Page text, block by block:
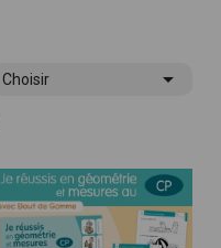
Choisir 